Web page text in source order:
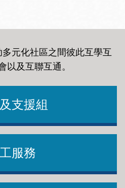
元化社區之間彼此互學互
以及互聯互通 。
支援組
服務